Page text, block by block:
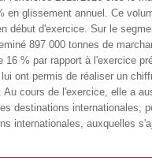
en glissement annuel. Ce
début d'exercice. Sur le
897 000 tonnes de
16 % par rapport à l'exercice
ont permis de réaliser un
Au cours de l'exercice, elle a
destinations internationales,
internationales, auxquelles